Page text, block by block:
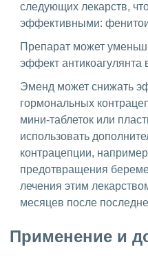
следующих лекарств,
эффективными:
Препарат может
эффект антикоагулянта
Эменд может снижать
гормональных
мини-таблеток или
использовать
контрацепции,
предотвращения
лечения этим
месяцев после
Применение и